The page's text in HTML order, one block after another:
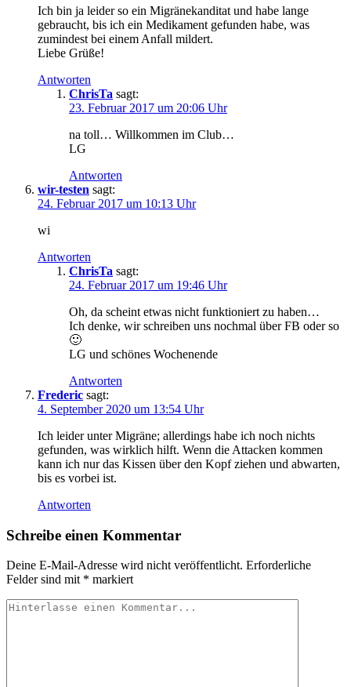
Ich bin ja leider so ein Migränekanditat und habe lange
gebraucht, bis ich ein Medikament gefunden habe, was
zumindest bei einem Anfall mildert.
Liebe Grüße!
Antworten
ChrisTa sagt:
23. Februar 2017 um 20:06 Uhr
na toll… Willkommen im Club…
LG
Antworten
wir-testen sagt:
24. Februar 2017 um 10:13 Uhr
wi
Antworten
ChrisTa sagt:
24. Februar 2017 um 19:46 Uhr
Oh, da scheint etwas nicht funktioniert zu haben…
Ich denke, wir schreiben uns nochmal über FB oder so
🙂
LG und schönes Wochenende
Antworten
Frederic sagt:
4. September 2020 um 13:54 Uhr
Ich leider unter Migräne; allerdings habe ich noch nichts
gefunden, was wirklich hilft. Wenn die Attacken kommen
kann ich nur das Kissen über den Kopf ziehen und abwarten,
bis es vorbei ist.
Antworten
Schreibe einen Kommentar
Deine E-Mail-Adresse wird nicht veröffentlicht. Erforderliche
Felder sind mit * markiert